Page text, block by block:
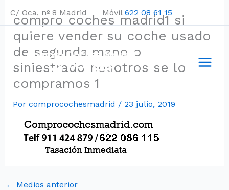
contenido
C/ Oca, nº 8 Madrid Móvil 622 08 61 15
compro coches madrid1 si
quiere vender su coche usado
de segunda mano o
siniestrado nosotros se lo
compramos 1
Por comprocochesmadrid / 23 julio, 2019
← Medios anterior